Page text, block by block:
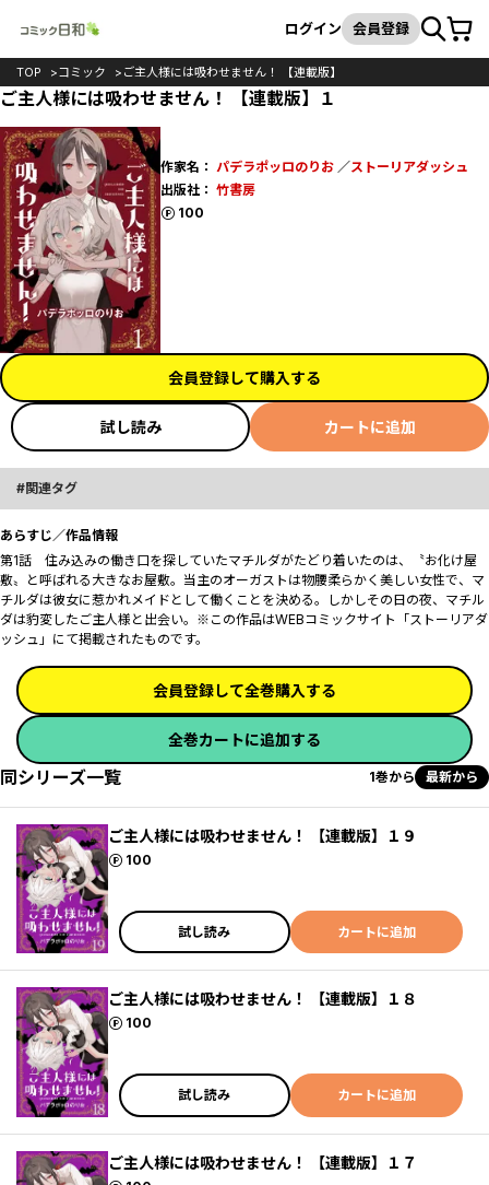
検索
ログイン 会員登録カート
TOP コミック ご主人様には吸わせません！ 【連載版】
ご主人様には吸わせません！ 【連載版】１
作家名： パデラポッロのりお／ストーリアダッシュ
出版社： 竹書房
100
ポイント
会員登録して購入する
試し読み カートに追加
関連タグ
あらすじ／作品情報
第1話 住み込みの働き口を探していたマチルダがたどり着いたのは、〝お化け屋
敷〟と呼ばれる大きなお屋敷。当主のオーガストは物腰柔らかく美しい女性で、マ
チルダは彼女に惹かれメイドとして働くことを決める。しかしその日の夜、マチル
ダは豹変したご主人様と出会い――。※この作品はWEBコミックサイト「ストーリアダ
ッシュ」にて掲載されたものです。
会員登録して全巻購入する
全巻カートに追加する
同シリーズ一覧 1巻から 最新から
ご主人様には吸わせません！ 【連載版】１９
100
ポイント
試し読み カートに追加
ご主人様には吸わせません！ 【連載版】１８
100
ポイント
試し読み カートに追加
ご主人様には吸わせません！ 【連載版】１７